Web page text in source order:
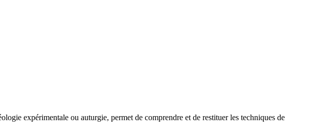
expérimentale ou auturgie, permet de comprendre et de restituer les techniques de